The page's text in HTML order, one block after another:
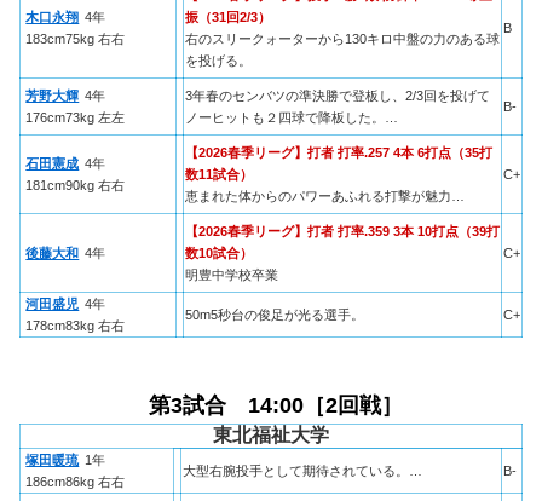
木口永翔 4年
183cm75kg 右右
振（31回2/3）
右のスリークォーターから130キロ中盤の力のある球
を投げる。
B
芳野大輝 4年
176cm73kg 左左
3年春のセンバツの準決勝で登板し、2/3回を投げて
ノーヒットも２四球で降板した。…
B-
石田憲成 4年
181cm90kg 右右
【2026春季リーグ】打者 打率.257 4本 6打点（35打
数11試合）
恵まれた体からのパワーあふれる打撃が魅力…
C+
後藤大和 4年
【2026春季リーグ】打者 打率.359 3本 10打点（39打
数10試合）
明豊中学校卒業
C+
河田盛児 4年
178cm83kg 右右
50m5秒台の俊足が光る選手。 C+
第3試合 14:00［2回戦］
東北福祉大学
塚田暖琉 1年
186cm86kg 右右
大型右腕投手として期待されている。… B-